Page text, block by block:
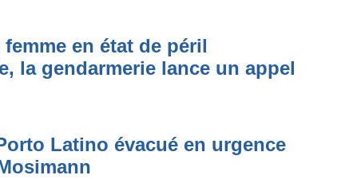
en état de péril
la gendarmerie lance un appel
Latino évacué en urgence